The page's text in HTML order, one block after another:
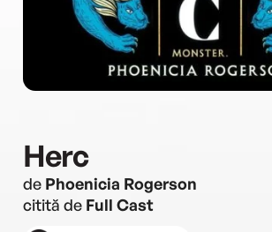
Herc
de Phoenicia Rogerson
citită de Full Cast